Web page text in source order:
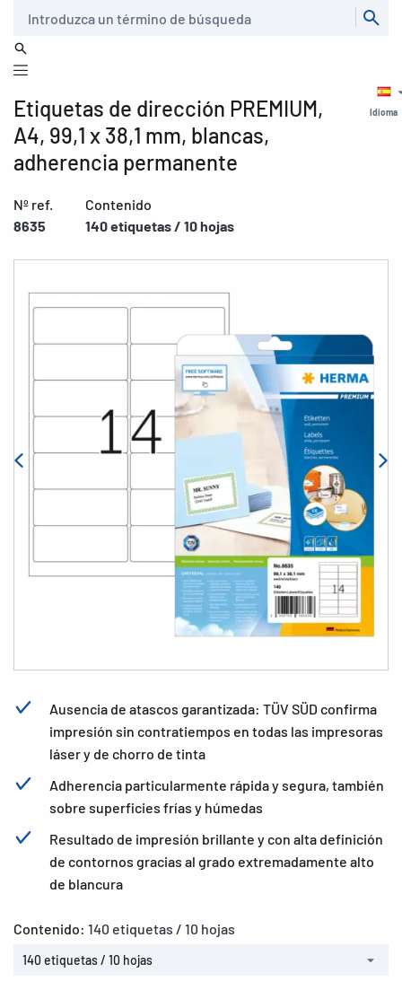
Idioma
Etiquetas de dirección PREMIUM,
A4, 99,1 x 38,1 mm, blancas,
adherencia permanente
Nº ref.
8635
Contenido
140 etiquetas / 10 hojas
Ausencia de atascos garantizada: TÜV SÜD confirma
impresión sin contratiempos en todas las impresoras
láser y de chorro de tinta
Adherencia particularmente rápida y segura, también
sobre superficies frías y húmedas
Resultado de impresión brillante y con alta definición
de contornos gracias al grado extremadamente alto
de blancura
Contenido: 140 etiquetas / 10 hojas
140 etiquetas / 10 hojas